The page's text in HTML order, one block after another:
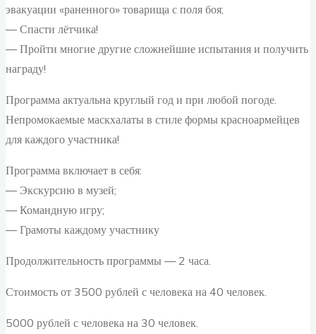
эвакуации «раненного» товарища с поля боя;
— Спасти лётчика!
— Пройти многие другие сложнейшие испытания и получить
награду!
Программа актуальна круглый год и при любой погоде.
Непромокаемые маскхалаты в стиле формы красноармейцев
для каждого участника!
Программа включает в себя:
— Экскурсию в музей;
— Командную игру;
— Грамоты каждому участнику
Продолжительность программы — 2 часа.
Стоимость от 3500 рублей с человека на 40 человек.
5000 рублей с человека на 30 человек.